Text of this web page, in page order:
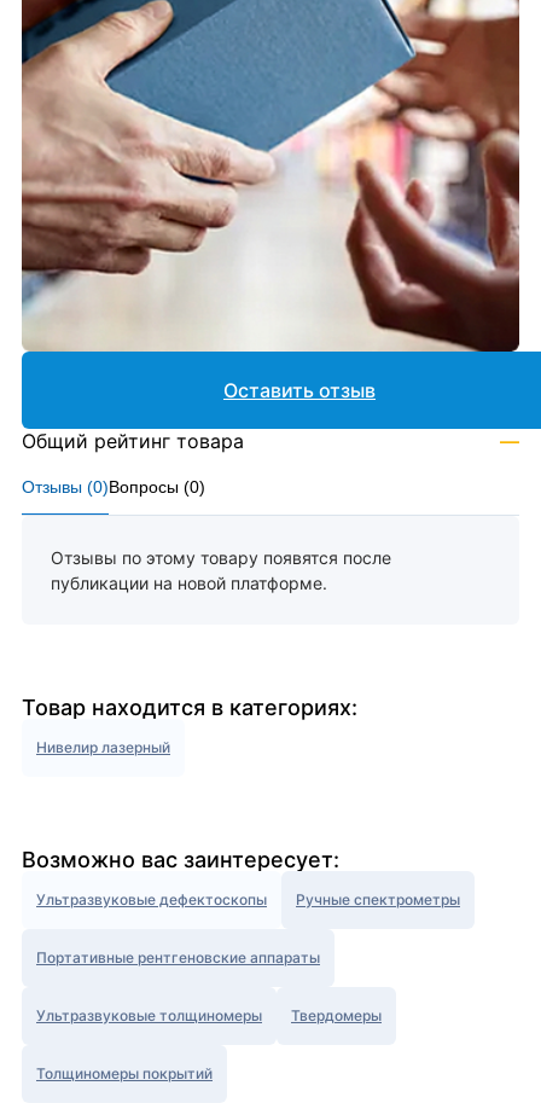
Отзывы (0)Вопросы (0)
Отзывы по этому товару появятся после
публикации на новой платформе.
Оставить отзыв
Общий рейтинг товара —
Товар находится в категориях:
Нивелир лазерный
Возможно вас заинтересует:
Ультразвуковые дефектоскопы Ручные спектрометры
Портативные рентгеновские аппараты
Ультразвуковые толщиномеры Твердомеры
Толщиномеры покрытий